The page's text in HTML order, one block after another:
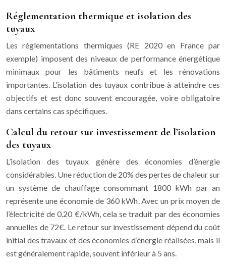
Réglementation thermique et isolation des
tuyaux
Les réglementations thermiques (RE 2020 en France par
exemple) imposent des niveaux de performance énergétique
minimaux pour les bâtiments neufs et les rénovations
importantes. L’isolation des tuyaux contribue à atteindre ces
objectifs et est donc souvent encouragée, voire obligatoire
dans certains cas spécifiques.
Calcul du retour sur investissement de l’isolation
des tuyaux
L’isolation des tuyaux génère des économies d’énergie
considérables. Une réduction de 20% des pertes de chaleur sur
un système de chauffage consommant 1800 kWh par an
représente une économie de 360 kWh. Avec un prix moyen de
l’électricité de 0.20 €/kWh, cela se traduit par des économies
annuelles de 72€. Le retour sur investissement dépend du coût
initial des travaux et des économies d’énergie réalisées, mais il
est généralement rapide, souvent inférieur à 5 ans.